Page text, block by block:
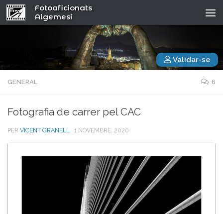
Fotoaficionats
Algemesí
Validar-se
GENERAL 6
Fotografia de carrer pel CAC
PER VICENT GRANELL · 1 NOVEMBRE, 2020